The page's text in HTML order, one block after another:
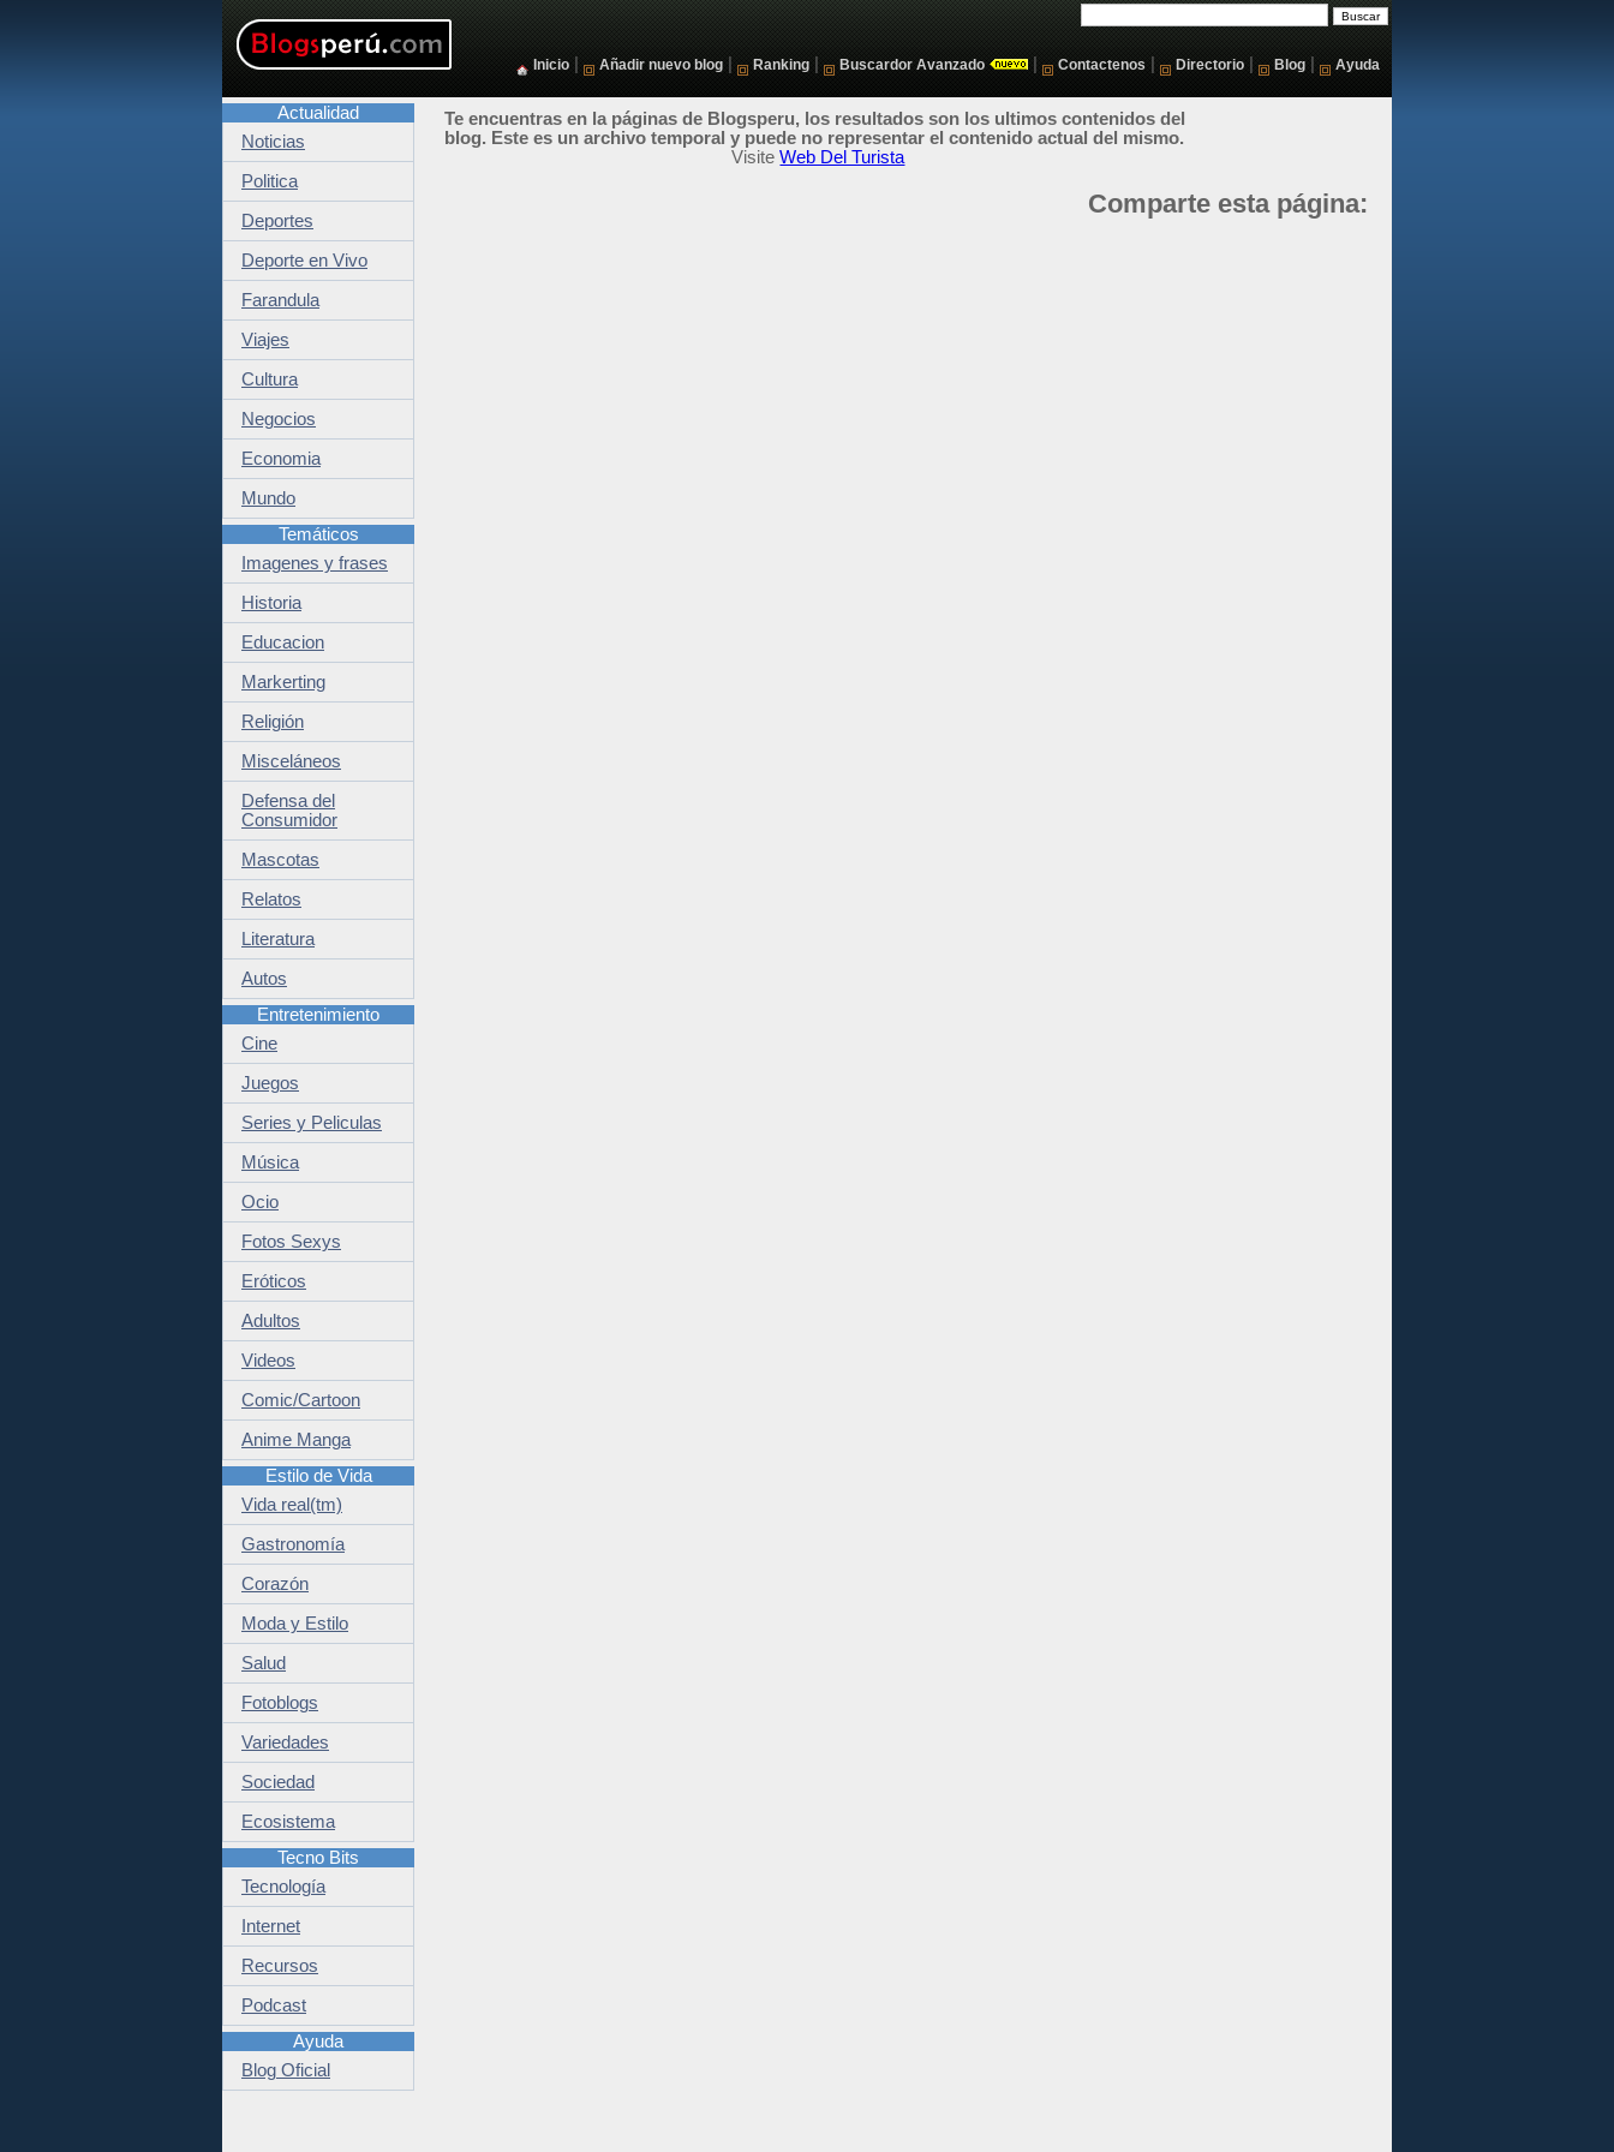
Inicio Añadir nuevo blog Ranking Buscardor Avanzado Contactenos Directorio Blog Ayuda
Te encuentras en la páginas de Blogsperu, los resultados son los ultimos contenidos del
blog. Este es un archivo temporal y puede no representar el contenido actual del mismo.
VisiteWeb Del Turista
Comparte esta página:
Actualidad
Noticias
Politica
Deportes
Deporte en Vivo
Farandula
Viajes
Cultura
Negocios
Economia
Mundo
Temáticos
Imagenes y frases
Historia
Educacion
Markerting
Religión
Misceláneos
Defensa del
Consumidor
Mascotas
Relatos
Literatura
Autos
Entretenimiento
Cine
Juegos
Series y Peliculas
Música
Ocio
Fotos Sexys
Eróticos
Adultos
Videos
Comic/Cartoon
Anime Manga
Estilo de Vida
Vida real(tm)
Gastronomía
Corazón
Moda y Estilo
Salud
Fotoblogs
Variedades
Sociedad
Ecosistema
Tecno Bits
Tecnología
Internet
Recursos
Podcast
Ayuda
Blog Oficial